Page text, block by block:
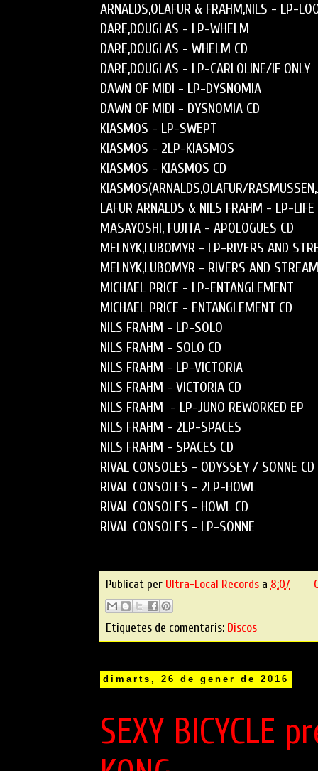
ARNALDS,OLAFUR & FRAHM,NILS - LP-
DARE,DOUGLAS - LP-WHELM
DARE,DOUGLAS - WHELM CD
DARE,DOUGLAS - LP-CARLOLINE/IF ONLY
DAWN OF MIDI - LP-DYSNOMIA
DAWN OF MIDI - DYSNOMIA CD
KIASMOS - LP-SWEPT
KIASMOS - 2LP-KIASMOS
KIASMOS - KIASMOS CD
KIASMOS(ARNALDS,OLAFUR/
LAFUR ARNALDS & NILS FRAHM - LP-LIFE
MASAYOSHI, FUJITA - APOLOGUES CD
MELNYK,LUBOMYR - LP-RIVERS AND
MELNYK,LUBOMYR - RIVERS AND
MICHAEL PRICE - LP-ENTANGLEMENT
MICHAEL PRICE - ENTANGLEMENT CD
NILS FRAHM - LP-SOLO
NILS FRAHM - SOLO CD
NILS FRAHM - LP-VICTORIA
NILS FRAHM - VICTORIA CD
NILS FRAHM
  -
LP-JUNO REWORKED EP
NILS FRAHM - 2LP-SPACES
NILS FRAHM - SPACES CD
RIVAL CONSOLES - ODYSSEY / SONNE CD
RIVAL CONSOLES - 2LP-HOWL
RIVAL CONSOLES - HOWL CD
RIVAL CONSOLES - LP-SONNE
Publicat per Ultra-Local Records a 8:07
Etiquetes de comentaris: Discos
dimarts, 26 de gener de 2016
SEXY BICYCLE